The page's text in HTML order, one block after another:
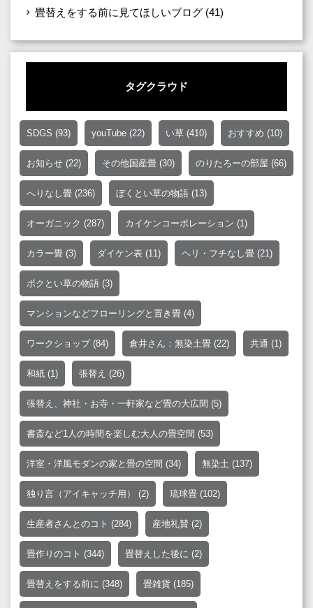
畳替えをする前に見てほしいブログ (41)
タグクラウド
SDGS (93) youTube (22) い草 (410) おすすめ (10)
お知らせ (22) その他国産畳 (30) のりたろーの部屋 (66)
へりなし畳 (236) ぼくとい草の物語 (13)
オーガニック (287) カイケンコーポレーション (1)
カラー畳 (3) ダイケン表 (11) ヘリ・フチなし畳 (21)
ボクとい草の物語 (3)
マンションなどフローリングと置き畳 (4)
ワークショップ(84) 倉井さん：無染土畳 (22) 共通 (1)
和紙 (1) 張替え (26)
張替え、神社・お寺・一軒家など畳の大広間 (5)
書斎など1人の時間を楽しむ大人の畳空間 (53)
洋室・洋風モダンの家と畳の空間 (34) 無染土 (137)
独り言（アイキャッチ用） (2) 琉球畳 (102)
生産者さんとのコト (284) 産地礼賛 (2)
畳作りのコト (344) 畳替えした後に (2)
畳替えをする前に (348) 畳雑貨 (185)